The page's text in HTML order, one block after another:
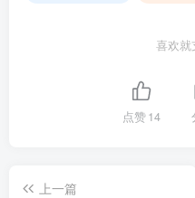
喜欢就
点赞14
上一篇